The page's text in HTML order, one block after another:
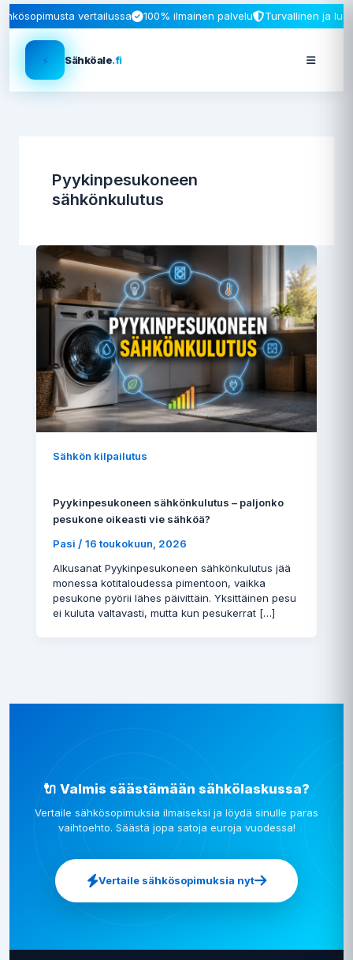
vertailussa 100% ilmainen palvelu Turvallinen ja
⚡ Sähköale.fi
Pyykinpesukoneen
sähkönkulutus
Sähkön kilpailutus
Pyykinpesukoneen sähkönkulutus – paljonko
pesukone oikeasti vie sähköä?
Pasi / 16 toukokuun, 2026
Alkusanat Pyykinpesukoneen sähkönkulutus jää
monessa kotitaloudessa pimentoon, vaikka
pesukone pyörii lähes päivittäin. Yksittäinen pesu
ei kuluta valtavasti, mutta kun pesukerrat […]
🔌 Valmis säästämään sähkölaskussa?
Vertaile sähkösopimuksia ilmaiseksi ja löydä sinulle paras
vaihtoehto. Säästä jopa satoja euroja vuodessa!
Vertaile sähkösopimuksia nyt